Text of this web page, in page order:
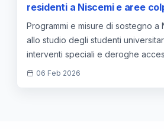
residenti a Niscemi e aree
emergenze meteorologiche
Programmi e misure di sostegno a
allo studio degli studenti
interventi speciali e deroghe
06 Feb 2026